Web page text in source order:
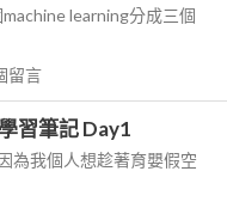
learning分成三個
留言
習筆記 Day1
為我個人想趁著育嬰假空